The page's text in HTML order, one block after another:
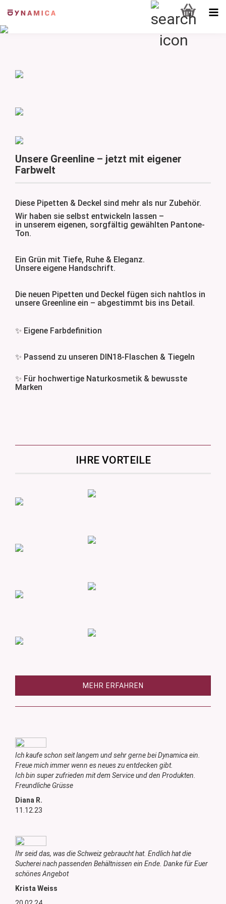
Unsere Greenline – jetzt mit eigener
Farbwelt
Diese Pipetten & Deckel sind mehr als nur Zubehör.
Wir haben sie selbst entwickeln lassen –
in unserem eigenen, sorgfältig gewählten Pantone-
Ton.
Ein Grün mit Tiefe, Ruhe & Eleganz.
Unsere eigene Handschrift.
Die neuen Pipetten und Deckel fügen sich nahtlos in
unsere Greenline ein – abgestimmt bis ins Detail.
✨ Eigene Farbdefinition
✨ Passend zu unseren DIN18-Flaschen & Tiegeln
✨ Für hochwertige Naturkosmetik & bewusste
Marken
IHRE VORTEILE
MEHR ERFAHREN
Ich kaufe schon seit langem und sehr gerne bei Dynamica ein.
Freue mich immer wenn es neues zu entdecken gibt.
Ich bin super zufrieden mit dem Service und den Produkten.
Freundliche Grüsse
Diana R.
11.12.23
Ihr seid das, was die Schweiz gebraucht hat. Endlich hat die
Sucherei nach passenden Behältnissen ein Ende. Danke für Euer
schönes Angebot
Krista Weiss